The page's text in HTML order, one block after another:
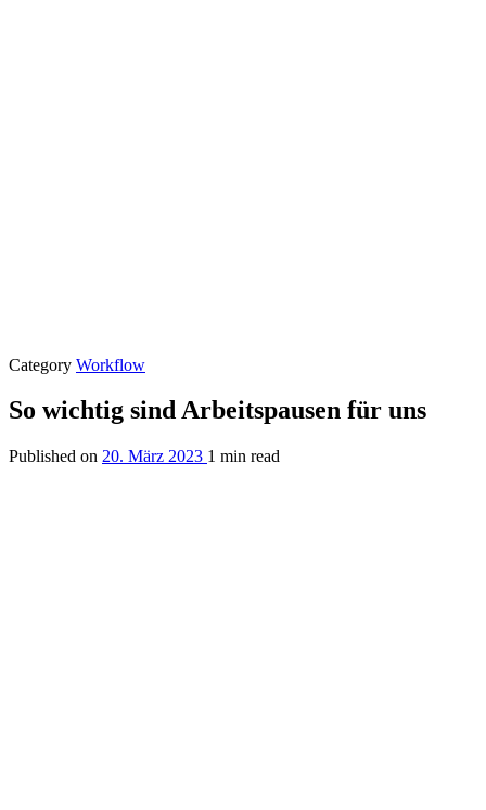
Category Workflow
So wichtig sind Arbeitspausen für uns
Published on 20. März 2023 1 min read